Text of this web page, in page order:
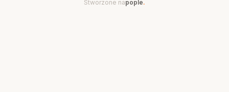
Stworzone napople.